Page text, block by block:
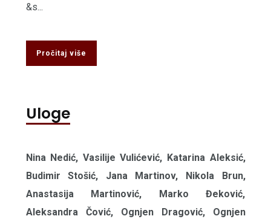
&s...
Pročitaj više
Uloge
Nina Nedić, Vasilije Vulićević, Katarina Aleksić,
Budimir Stošić, Jana Martinov, Nikola Brun,
Anastasija Martinović, Marko Đeković,
Aleksandra Čović, Ognjen Dragović, Ognjen